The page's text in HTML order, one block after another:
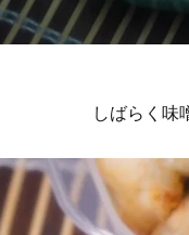
しばらく味